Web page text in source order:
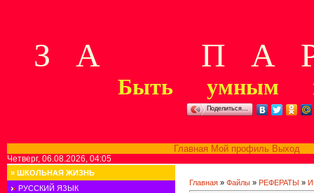
З А П А Р
Быть умным
Поделиться…
Главная Мой профиль Выход
Четверг, 06.08.2026, 04:05
» ШКОЛЬНАЯ ЖИЗНЬ
РУССКИЙ ЯЗЫК
Главная » Файлы » РЕФЕРАТЫ »